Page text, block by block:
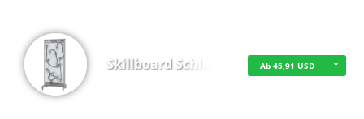
Skillboard Schl… Ab 45,91 USD